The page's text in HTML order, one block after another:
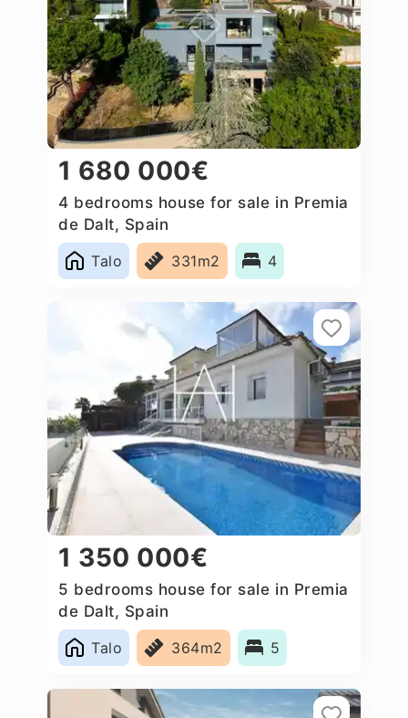
1 680 000€
4 bedrooms house for sale in Premia
de Dalt, Spain
Talo
331m2 4
1 350 000€
5 bedrooms house for sale in Premia
de Dalt, Spain
Talo
364m2 5